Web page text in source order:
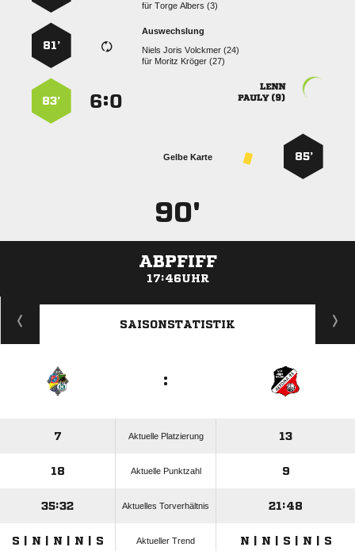
für  
Auswechslung
   
für   
81’

 
:
83’
85’
Gelbe Karte
90'
ABPFIFF
17:46UHR
ANZEIGE
SAISONSTATISTIK
:
7 Aktuelle Platzierung 13
18 Aktuelle Punktzahl 9
35:32 Aktuelles Torverhältnis 21:48
S | N | N | N | S Aktueller Trend N | N | S | N | S